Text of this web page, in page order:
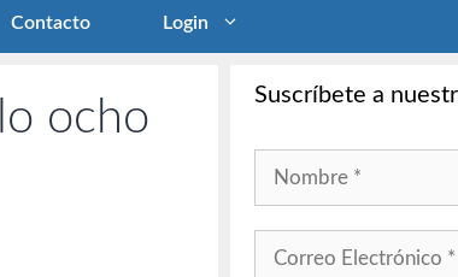
Contacto Login
ocho
Suscríbete a